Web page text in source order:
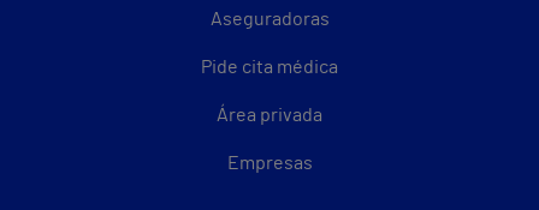
Aseguradoras
Pide cita médica
Área privada
Empresas